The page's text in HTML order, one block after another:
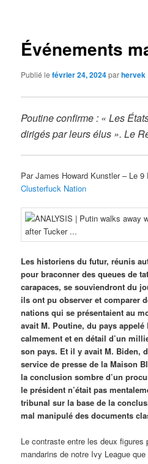
Événements
Publié lefévrier 24, 2024parhervek
Poutine confirme : « Les
dirigés par leurs élus ». Le
Par James Howard Kunstler – Le
Clusterfuck Nation
Les historiens du futur, réunis
pour braconner des queues de
carapaces, se souviendront du
ils ont pu observer et comparer
nations qui se présentaient au
avait M. Poutine, du pays
calmement et en détail d’un
son pays. Et il y avait M. Biden,
service de presse de la Maison
la conclusion sombre d’un
le président n’était pas
tribunal sur la base de la
mal manipulé des documents
Le contraste entre les deux figures
mandarins de notre Ivy League